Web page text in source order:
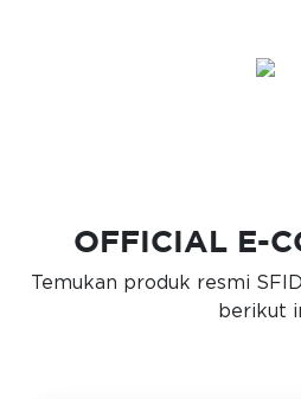
OFFICIAL E-
Temukan produk resmi
berikut